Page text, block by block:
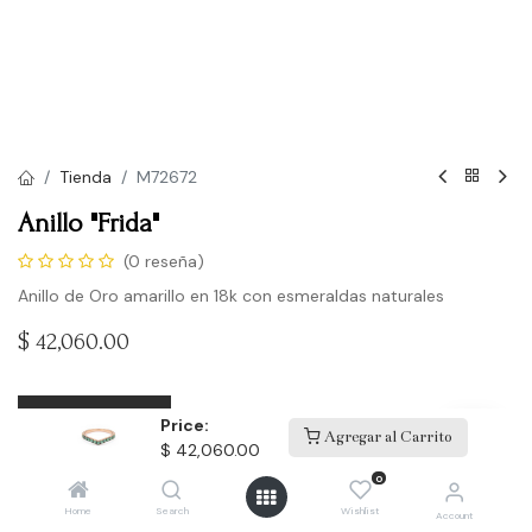
Price:
$ 42,060.00
Agregar al Carrito
Home Search
0
Wishlist Account
Tienda M72672
Anillo "Frida"
(0 reseña)
Anillo de Oro amarillo en 18k con esmeraldas naturales
$ 42,060.00